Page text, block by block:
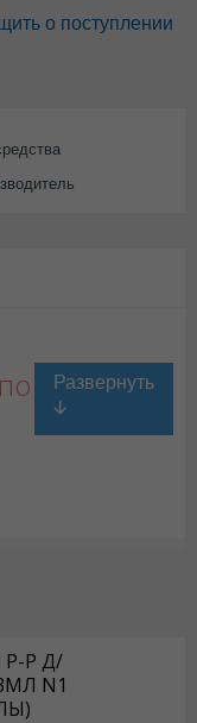
о поступлении
Р-Р Д/
N1